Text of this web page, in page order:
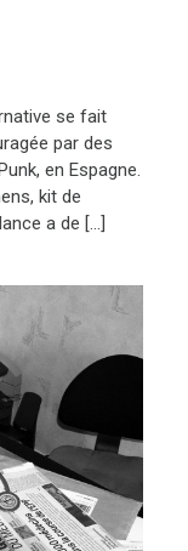
se fait
par des
en Espagne.
kit de
a de […]